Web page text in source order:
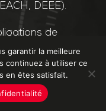
DEEE).
de
Nos affaires
des
le domaine
et le trafic
garantir la meilleure
continuez à utiliser ce
en êtes satisfait.